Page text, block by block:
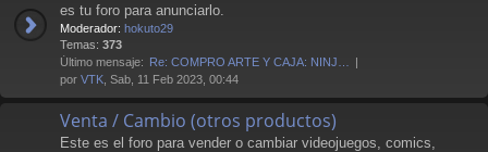
es tu foro para anunciarlo.
Moderador: hokuto29
Temas: 373
Último mensaje: Re: COMPRO ARTE Y CAJA: NINJ…
por VTK , Sab, 11 Feb 2023, 00:44
Venta / Cambio (otros productos)
Este es el foro para vender o cambiar videojuegos, comics,